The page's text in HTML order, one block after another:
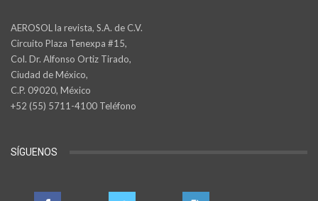
AEROSOL la revista, S.A. de C.V.
Circuito Plaza Tenexpa #15,
Col. Dr. Alfonso Ortiz Tirado,
Ciudad de México,
C.P. 09020, México
+52 (55) 5711-4100 Teléfono
SÍGUENOS